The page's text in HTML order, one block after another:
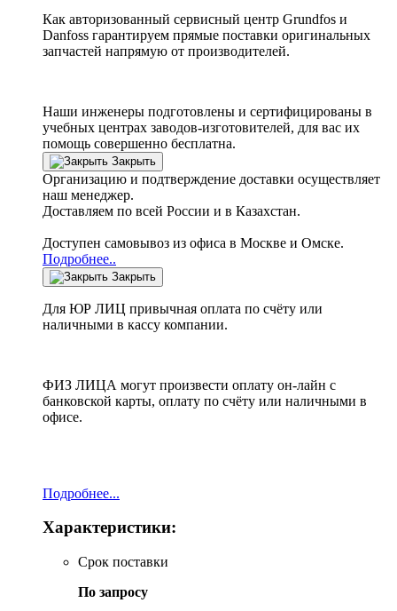
Как авторизованный сервисный центр Grundfos и
Danfoss гарантируем прямые поставки оригинальных
запчастей напрямую от производителей.
Наши инженеры подготовлены и сертифицированы в
учебных центрах заводов-изготовителей, для вас их
помощь совершенно бесплатна.
Закрыть
Организацию и подтверждение доставки осуществляет
наш менеджер.
Доставляем по всей России и в Казахстан.
Доступен самовывоз из офиса в Москве и Омске.
Подробнее..
Закрыть
Для ЮР ЛИЦ привычная оплата по счёту или
наличными в кассу компании.
ФИЗ ЛИЦА могут произвести оплату он-лайн с
банковской карты, оплату по счёту или наличными в
офисе.
Подробнее...
Характеристики:
Срок поставки
По запросу